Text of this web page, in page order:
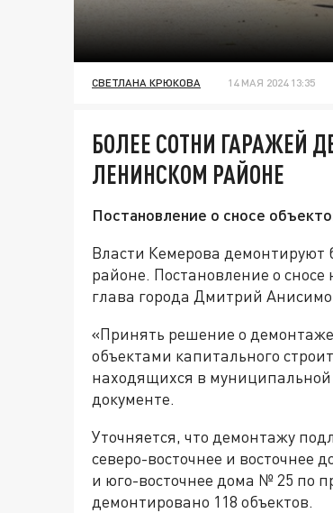
СВЕТЛАНА КРЮКОВА 14 МАЯ 2024 13:35
БОЛЕЕ СОТНИ ГАРАЖЕЙ
ЛЕНИНСКОМ РАЙОНЕ
Постановление о сносе
Власти Кемерова демонтируют
районе. Постановление о
глава города Дмитрий
«Принять решение о
объектами капитального
находящихся в муниципальной
документе.
Уточняется, что демонтажу
северо-восточнее и восточнее
и юго-восточнее дома № 25 по
демонтировано 118 объектов.